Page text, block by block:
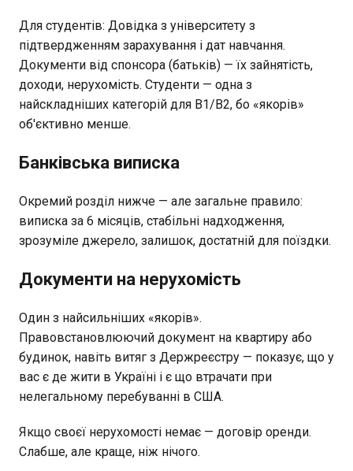
Для студентів: Довідка з університету з
підтвердженням зарахування і дат навчання.
Документи від спонсора (батьків) — їх зайнятість,
доходи, нерухомість. Студенти — одна з
найскладніших категорій для B1/B2, бо «якорів»
об'єктивно менше.
Банківська виписка
Окремий розділ нижче — але загальне правило:
виписка за 6 місяців, стабільні надходження,
зрозуміле джерело, залишок, достатній для поїздки.
Документи на нерухомість
Один з найсильніших «якорів».
Правовстановлюючий документ на квартиру або
будинок, навіть витяг з Держреєстру — показує, що у
вас є де жити в Україні і є що втрачати при
нелегальному перебуванні в США.
Якщо своєї нерухомості немає — договір оренди.
Слабше, але краще, ніж нічого.